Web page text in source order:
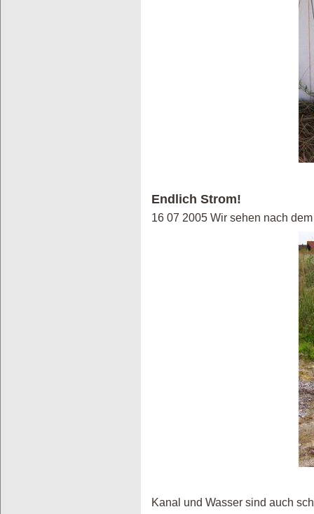
Endlich Strom!
16 07 2005 Wir sehen nach
Kanal und Wasser sind auch